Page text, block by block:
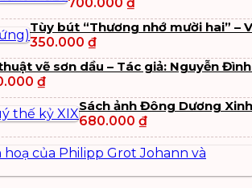
700.000 ₫
Tùy bút “Thương nhớ mười hai” –
350.000 ₫
vẽ sơn dầu – Tác giả: Nguyễn
₫
Sách ảnh Đông Dương
680.000 ₫